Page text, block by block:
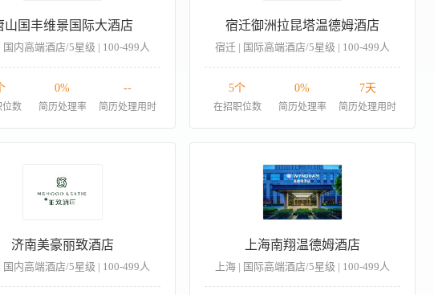
山国丰维景国际大酒店
国内高端酒店/5星级 | 100-499人
位数
0%
简历处理率
--
简历处理用时
宿迁御洲拉昆塔温德姆酒店
宿迁 | 国际高端酒店/5星级 | 100-499人
5个
在招职位数
0%
简历处理率
7天
简历处理用时
济南美豪丽致酒店
国内高端酒店/5星级 | 100-499人
上海南翔温德姆酒店
上海 | 国际高端酒店/5星级 | 100-499人